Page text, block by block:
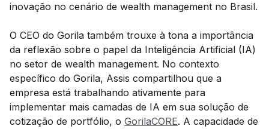
inovação no cenário de wealth management no Brasil.
O CEO do Gorila também trouxe à tona a importância
da reflexão sobre o papel da Inteligência Artificial (IA)
no setor de wealth management. No contexto
específico do Gorila, Assis compartilhou que a
empresa está trabalhando ativamente para
implementar mais camadas de IA em sua solução de
cotização de portfólio, o GorilaCORE. A capacidade de